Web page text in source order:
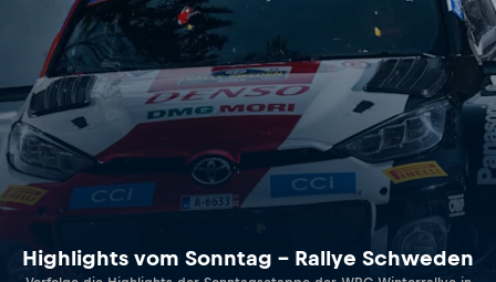
Highlights vom Sonntag – Rallye Schweden